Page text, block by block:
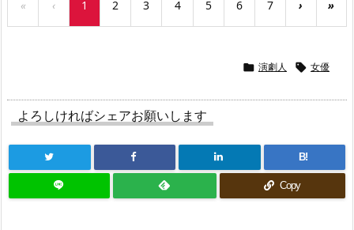
« ‹ 1 2 3 4 5 6 7 › »
 演劇人  女優
よろしければシェアお願いします
B!
Copy